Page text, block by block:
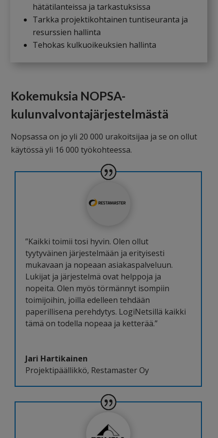
hätätilanteissa ja tarkastuksissa
Tarkka projektikohtainen tuntiseuranta ja
resurssien hallinta
Tehokas kulkuoikeuksien hallinta
Kokemuksia NOPSA-
kulunvalvontajärjestelmästä
Nopsassa on jo yli 20 000 urakoitsijaa ja se on ollut
käytössä yli 16 000 työkohteessa.
”Kaikki toimii tosi hyvin. Olen ollut
tyytyväinen järjestelmään ja erityisesti
mukavaan ja nopeaan asiakaspalveluun.
Lukijat ja järjestelmä ovat helppoja ja
nopeita. Olen myös törmännyt isompiin
toimijoihin, joilla edelleen tehdään
paperillisena perehdytys. LogiNetsillä kaikki
tämä on todella nopeaa ja ketterää.”
Jari Hartikainen
Projektipäällikkö, Restamaster Oy